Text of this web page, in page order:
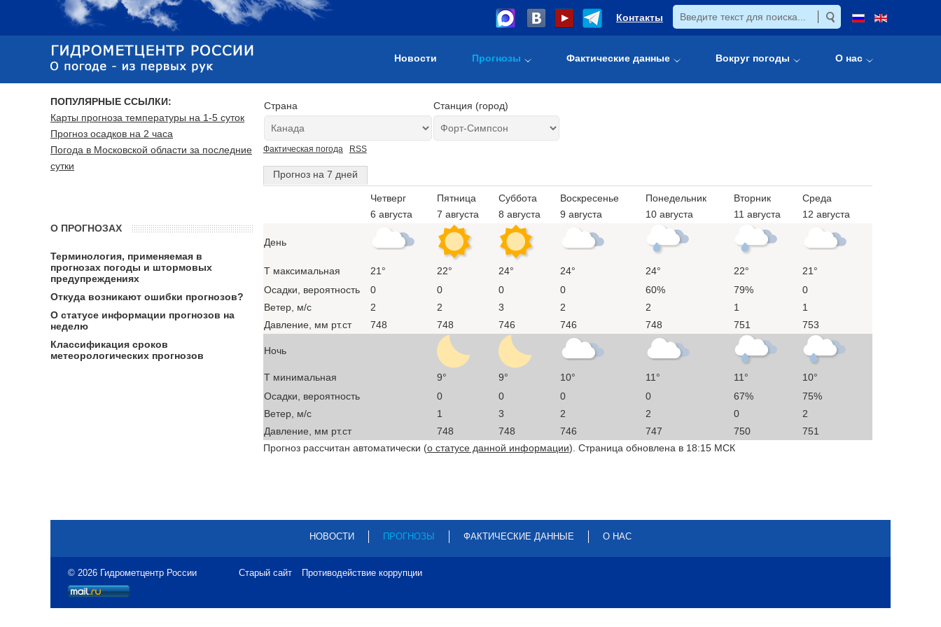
Контакты
Новости Прогнозы Фактические данные Вокруг погоды О нас
Страна Станция (город)
Фактическая погода RSS
Прогноз на 7 дней
Четверг
6 августа
Пятница
7 августа
Суббота
8 августа
Воскресенье
9 августа
Понедельник
10 августа
Вторник
11 августа
Среда
12 августа
День
T максимальная 21° 22° 24° 24° 24° 22°
21°
Осадки, вероятность
0 0 0 0 60% 79%
0
Ветер, м/с
2 2 3 2 2 1
1
Давление, мм рт.ст
748 748 746 746 748 751 753
Ночь
T минимальная 9° 9° 10° 11° 11°
10°
Осадки, вероятность
0 0 0 0 67%
75%
Ветер, м/с
1 3 2 2 0
2
Давление, мм рт.ст
748 748 746 747 750
751
Прогноз рассчитан автоматически (о статусе данной информации). Страница обновлена в 18:15 МСК
ПОПУЛЯРНЫЕ ССЫЛКИ:
Карты прогноза температуры на 1-5 суток
Прогноз осадков на 2 часа
Погода в Московской области за последние
сутки
О ПРОГНОЗАХ
Терминология, применяемая в
прогнозах погоды и штормовых
предупреждениях
Откуда возникают ошибки прогнозов?
О статусе информации прогнозов на
неделю
Классификация сроков
метеорологических прогнозов
НОВОСТИ ПРОГНОЗЫ ФАКТИЧЕСКИЕ ДАННЫЕ О НАС
© 2026 Гидрометцентр России Старый сайт Противодействие коррупции